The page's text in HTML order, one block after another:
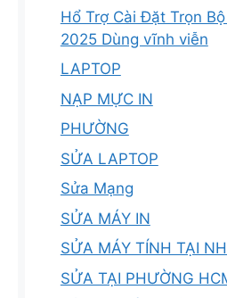
Hổ Trợ Cài Đặt Trọn
2025 Dùng vĩnh viễn
LAPTOP
NẠP MỰC IN
PHƯỜNG
SỬA LAPTOP
Sửa Mạng
SỬA MÁY IN
SỬA MÁY TÍNH TẠI
SỬA TẠI PHƯỜNG